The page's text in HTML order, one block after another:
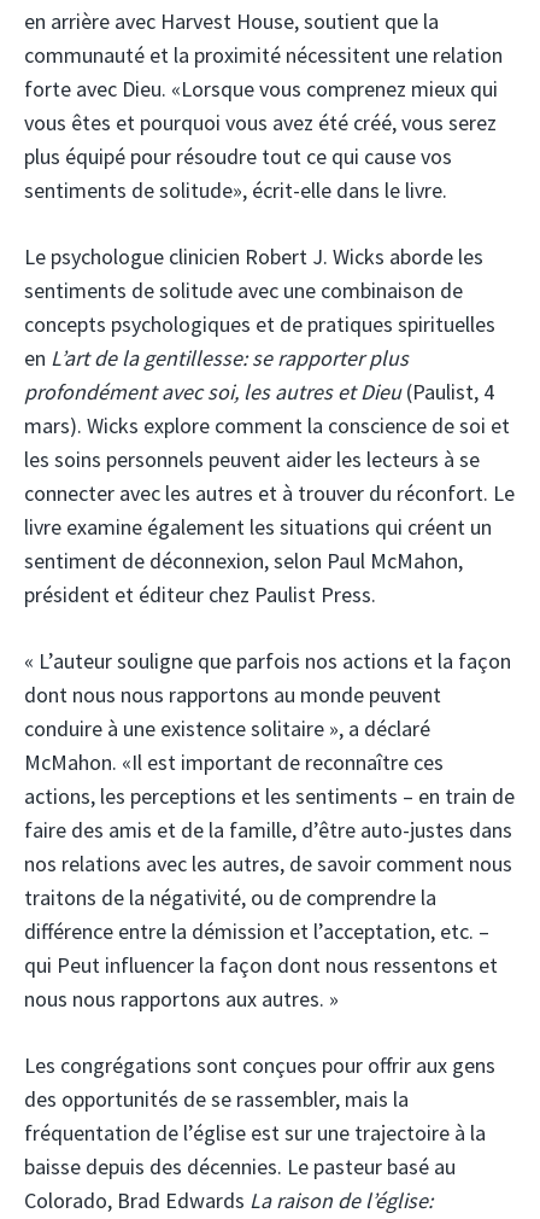
en arrière avec Harvest House, soutient que la
communauté et la proximité nécessitent une relation
forte avec Dieu. «Lorsque vous comprenez mieux qui
vous êtes et pourquoi vous avez été créé, vous serez
plus équipé pour résoudre tout ce qui cause vos
sentiments de solitude», écrit-elle dans le livre.
Le psychologue clinicien Robert J. Wicks aborde les
sentiments de solitude avec une combinaison de
concepts psychologiques et de pratiques spirituelles
en L’art de la gentillesse: se rapporter plus
profondément avec soi, les autres et Dieu(Paulist, 4
mars). Wicks explore comment la conscience de soi et
les soins personnels peuvent aider les lecteurs à se
connecter avec les autres et à trouver du réconfort. Le
livre examine également les situations qui créent un
sentiment de déconnexion, selon Paul McMahon,
président et éditeur chez Paulist Press.
« L’auteur souligne que parfois nos actions et la façon
dont nous nous rapportons au monde peuvent
conduire à une existence solitaire », a déclaré
McMahon. «Il est important de reconnaître ces
actions, les perceptions et les sentiments – en train de
faire des amis et de la famille, d’être auto-justes dans
nos relations avec les autres, de savoir comment nous
traitons de la négativité, ou de comprendre la
différence entre la démission et l’acceptation, etc. –
qui Peut influencer la façon dont nous ressentons et
nous nous rapportons aux autres. »
Les congrégations sont conçues pour offrir aux gens
des opportunités de se rassembler, mais la
fréquentation de l’église est sur une trajectoire à la
baisse depuis des décennies. Le pasteur basé au
Colorado, Brad Edwards La raison de l’église: